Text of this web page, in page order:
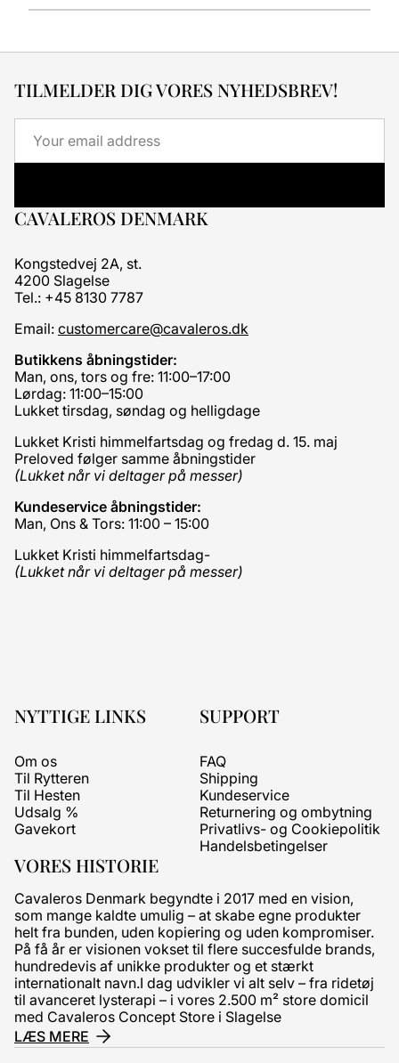
VORES HISTORIE
Cavaleros Denmark begyndte i 2017 med en vision,
som mange kaldte umulig – at skabe egne produkter
helt fra bunden, uden kopiering og uden kompromiser.
På få år er visionen vokset til flere succesfulde brands,
hundredevis af unikke produkter og et stærkt
internationalt navn.I dag udvikler vi alt selv – fra ridetøj
til avanceret lysterapi – i vores 2.500 m² store domicil
med Cavaleros Concept Store i Slagelse
LÆS MERE
TILMELDER DIG VORES NYHEDSBREV!
CAVALEROS DENMARK
Kongstedvej 2A, st.
4200 Slagelse
Tel.: +45 8130 7787
Email: customercare@cavaleros.dk
Butikkens åbningstider:
Man, ons, tors og fre: 11:00–17:00
Lørdag: 11:00–15:00
Lukket tirsdag, søndag og helligdage
Lukket Kristi himmelfartsdag og fredag d. 15. maj
Preloved følger samme åbningstider
(Lukket når vi deltager på messer)
Kundeservice åbningstider:
Man, Ons & Tors: 11:00 – 15:00
Lukket Kristi himmelfartsdag-
(Lukket når vi deltager på messer)
NYTTIGE LINKS
Om os
Til Rytteren
Til Hesten
Udsalg %
Gavekort
SUPPORT
FAQ
Shipping
Kundeservice
Returnering og ombytning
Privatlivs- og Cookiepolitik
Handelsbetingelser